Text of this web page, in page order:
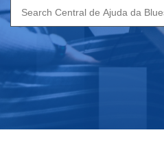
Search
for: